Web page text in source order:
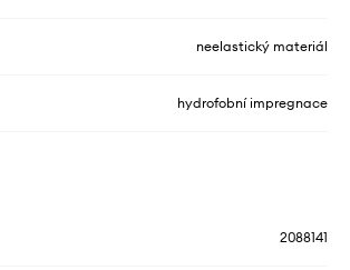
neelastický materiál
hydrofobní impregnace
2088141